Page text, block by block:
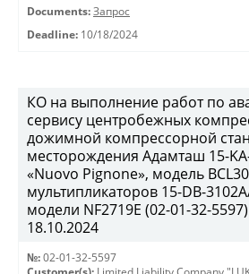
Documents: Запрос
Deadline: 10/18/2024
КО на выполнение работ по
сервису центробежных
дожимной компрессорной
месторождения Адамташ 15-
«Nuovo Pignone», модель
мультипликаторов 15-DB-
модели NF2719Е (02-01-32-
18.10.2024
№: 02-01-32-5597